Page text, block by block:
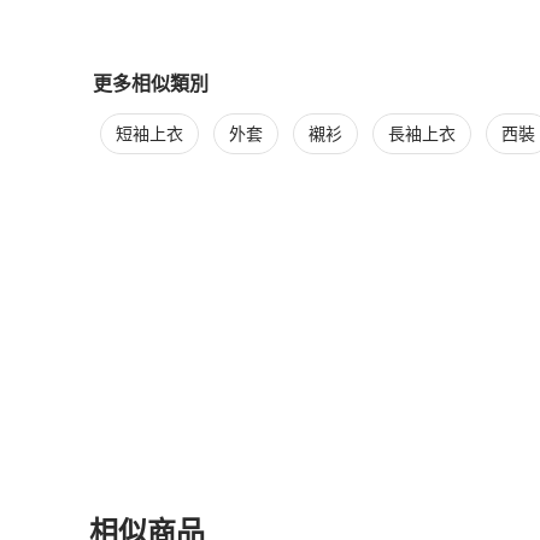
更多相似類別
更多Off White 男裝 相似商品推薦
短袖上衣 外套 襯衫 長袖上衣 西裝
相似商品